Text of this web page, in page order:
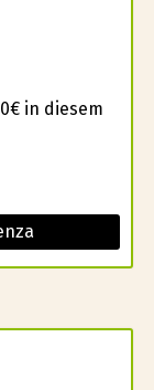
in diesem